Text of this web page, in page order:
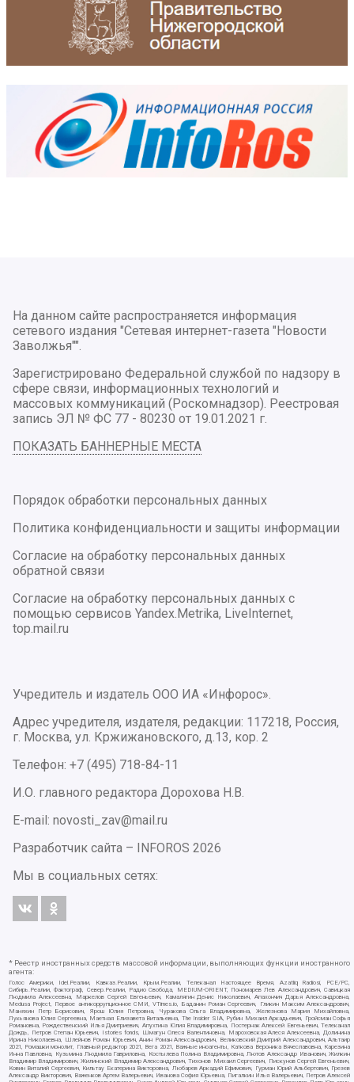
На данном сайте распространяется информация
сетевого издания "Сетевая интернет-газета "Новости
Заволжья"".
Зарегистрировано Федеральной службой по надзору в
сфере связи, информационных технологий и
массовых коммуникаций (Роскомнадзор). Реестровая
запись ЭЛ № ФС 77 - 80230 от 19.01.2021 г.
ПОКАЗАТЬ БАННЕРНЫЕ МЕСТА
Порядок обработки персональных данных
Политика конфиденциальности и защиты информации
Согласие на обработку персональных данных
обратной связи
Согласие на обработку персональных данных с
помощью сервисов Yandex.Metrika, LiveInternet,
top.mail.ru
Учредитель и издатель ООО ИА «Инфорос».
Адрес учредителя, издателя, редакции: 117218, Россия,
г. Москва, ул. Кржижановского, д.13, кор. 2
Телефон: +7 (495) 718-84-11
И.О. главного редактора Дорохова Н.В.
E-mail: novosti_zav@mail.ru
Разработчик сайта –
INFOROS 2026
Мы в социальных сетях:
* Реестр иностранных средств массовой информации, выполняющих функции иностранного
агента:
Голос Америки, Idel.Реалии, Кавказ.Реалии, Крым.Реалии, Телеканал Настоящее Время, Azatliq Radiosi, PCE/PC,
Сибирь.Реалии, Фактограф, Север.Реалии, Радио Свобода, MEDIUM-ORIENT, Пономарев Лев Александрович, Савицкая
Людмила Алексеевна, Маркелов Сергей Евгеньевич, Камалягин Денис Николаевич, Апахончич Дарья Александровна,
Medusa Project, Первое антикоррупционное СМИ, VTimes.io, Баданин Роман Сергеевич, Гликин Максим Александрович,
Маняхин Петр Борисович, Ярош Юлия Петровна, Чуракова Ольга Владимировна, Железнова Мария Михайловна,
Лукьянова Юлия Сергеевна, Маетная Елизавета Витальевна, The Insider SIA, Рубин Михаил Аркадьевич, Гройсман Софья
Романовна, Рождественский Илья Дмитриевич, Апухтина Юлия Владимировна, Постернак Алексей Евгеньевич, Телеканал
Дождь, Петров Степан Юрьевич, Istories fonds, Шмагун Олеся Валентиновна, Мароховская Алеся Алексеевна, Долинина
Ирина Николаевна, Шлейнов Роман Юрьевич, Анин Роман Александрович, Великовский Дмитрий Александрович, Альтаир
2021, Ромашки монолит, Главный редактор 2021, Вега 2021, Важные иноагенты, Каткова Вероника Вячеславовна, Карезина
Инна Павловна, Кузьмина Людмила Гавриловна, Костылева Полина Владимировна, Лютов Александр Иванович, Жилкин
Владимир Владимирович, Жилинский Владимир Александрович, Тихонов Михаил Сергеевич, Пискунов Сергей Евгеньевич,
Ковин Виталий Сергеевич, Кильтау Екатерина Викторовна, Любарев Аркадий Ефимович, Гурман Юрий Альбертович, Грезев
Александр Викторович, Важенков Артем Валерьевич, Иванова София Юрьевна, Пигалкин Илья Валерьевич, Петров Алексей